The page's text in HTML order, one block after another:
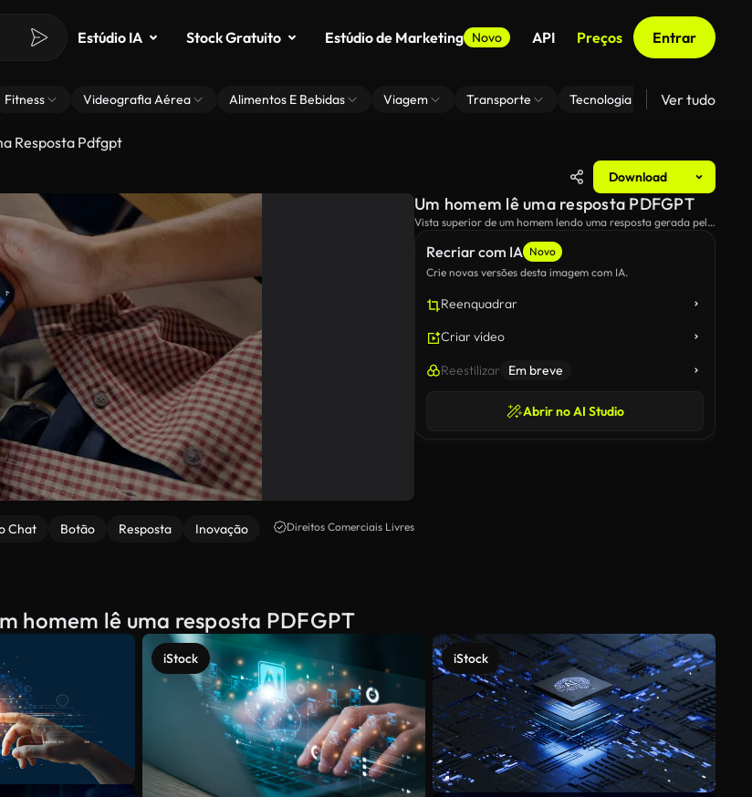
Estúdio IA Stock Gratuito Estúdio de Marketing Novo API Preços Entrar
Fitness Videografia Aérea Alimentos E Bebidas Viagem Transporte Tecnologia Zoom De
Ver tudo
Resposta Pdfgpt
Download
Chat Botão Resposta
Inovação
Direitos Comerciais Livres
Recriar com IA Novo
Crie novas versões desta imagem com IA.
Reenquadrar
Criar vídeo
Reestilizar Em breve
Abrir no AI Studio
Um homem lê uma resposta PDFGPT
Vista superior de um homem lendo uma resposta gerada pela
homem lê uma resposta PDFGPT
iStock iStock